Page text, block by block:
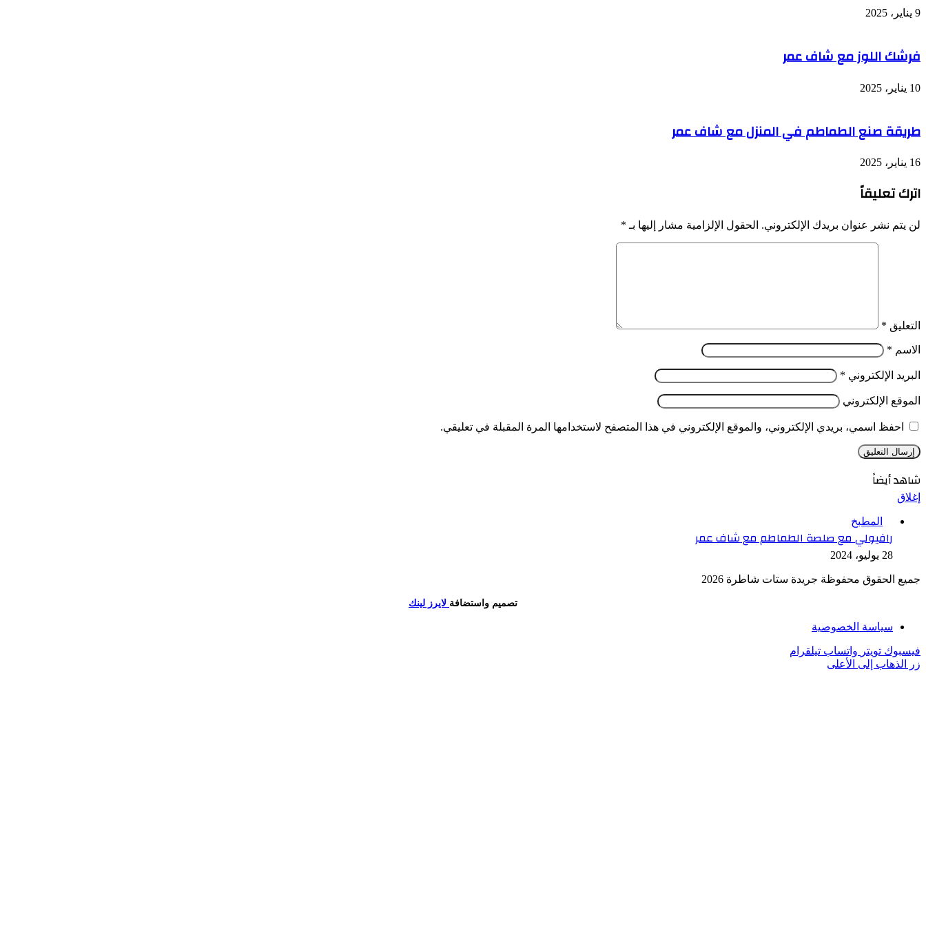
9 يناير، 2025
فرشك اللوز مع شاف عمر
10 يناير، 2025
طريقة صنع الطماطم في المنزل مع شاف عمر
16 يناير، 2025
اترك تعليقاً
لن يتم نشر عنوان بريدك الإلكتروني. الحقول الإلزامية مشار إليها بـ *
التعليق *
الاسم *
البريد الإلكتروني *
الموقع الإلكتروني
احفظ اسمي، بريدي الإلكتروني، والموقع الإلكتروني في هذا المتصفح لاستخدامها المرة المقبلة في تعليقي.
شاهد أيضاً
إغلاق
المطبخ
رافيولي مع صلصة الطماطم مع شاف عمر
28 يوليو، 2024
جميع الحقوق محفوظة جريدة ستات شاطرة 2026
تصميم واستضافة لايرز لينك
سياسة الخصوصية
فيسبوك تويتر واتساب تيلقرام
زر الذهاب إلى الأعلى